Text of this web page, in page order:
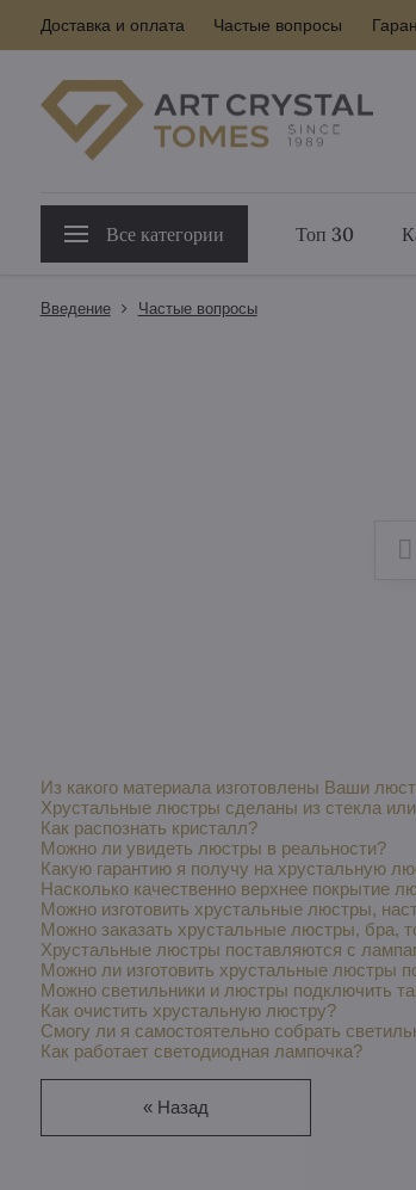
Доставка и оплата Частые вопросы
Все категории Топ 30
Введение Частые вопросы
Из какого материала изготовлены Ваши
Хрустальные люстры сделаны из стекла
Как распознать кристалл?
Можно ли увидеть люстры в реальности?
Какую гарантию я получу на хрустальную
Насколько качественно верхнее покрытие
Можно изготовить хрустальные люстры,
Можно заказать хрустальные люстры, бра,
Хрустальные люстры поставляются с
Можно ли изготовить хрустальные люстры
Можно светильники и люстры подключить
Как очистить хрустальную люстру?
Смогу ли я самостоятельно собрать
Как работает светодиодная лампочка?
« Назад